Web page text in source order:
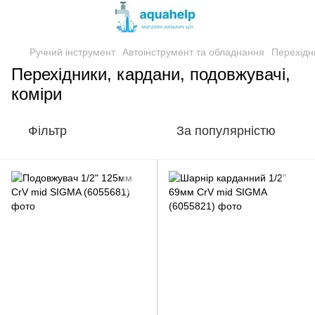
Ручний інструмент Автоінструмент та обладнання
Перехідники, кардани, подовжувачі,
коміри
Фільтр За популярністю